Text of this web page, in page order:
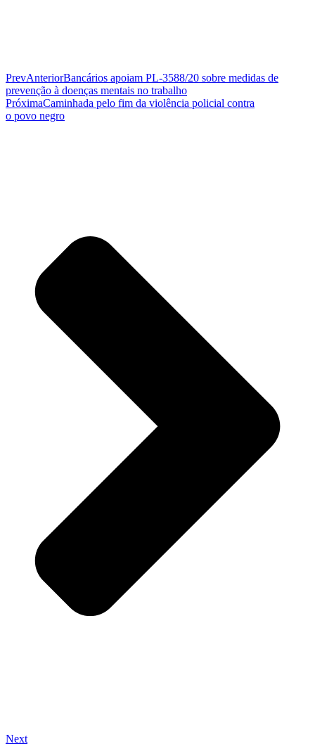
PrevAnteriorBancários apoiam PL-3588/20 sobre medidas de
prevenção à doenças mentais no trabalho
PróximaCaminhada pelo fim da violência policial contra
o povo negro
Next